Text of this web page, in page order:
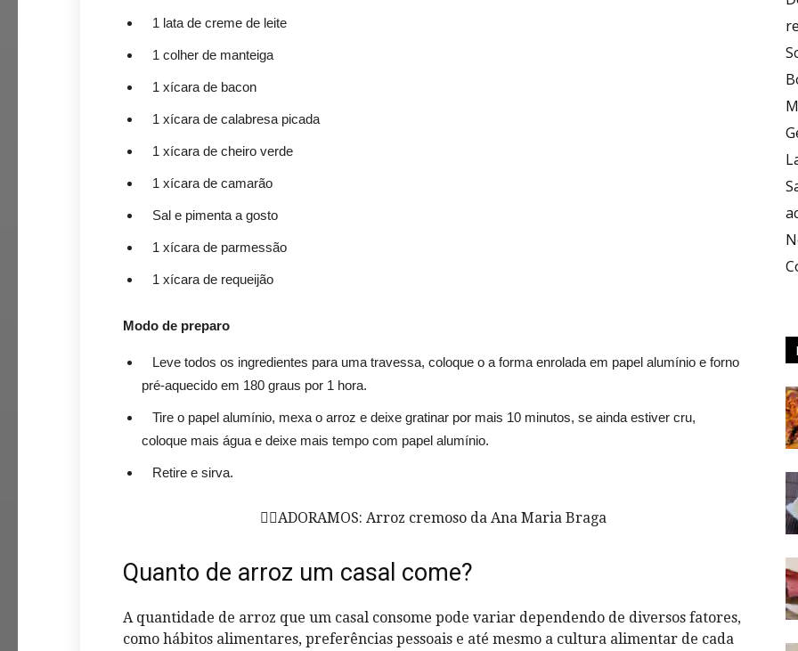
1 lata de creme de leite
1 colher de manteiga
1 xícara de bacon
1 xícara de calabresa picada
1 xícara de cheiro verde
1 xícara de camarão
Sal e pimenta a gosto
1 xícara de parmessão
1 xícara de requeijão
Modo de preparo
Leve todos os ingredientes para uma travessa, coloque o a forma enrolada em papel alumínio e forno
pré-aquecido em 180 graus por 1 hora.
Tire o papel alumínio, mexa o arroz e deixe gratinar por mais 10 minutos, se ainda estiver cru,
coloque mais água e deixe mais tempo com papel alumínio.
Retire e sirva.
❤️‍🔥ADORAMOS: Arroz cremoso da Ana Maria Braga
Quanto de arroz um casal come?
A quantidade de arroz que um casal consome pode variar dependendo de diversos fatores,
como hábitos alimentares, preferências pessoais e até mesmo a cultura alimentar de cada